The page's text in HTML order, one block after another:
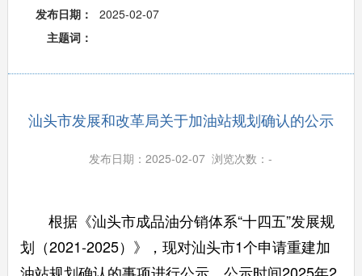
发布日期：
2025-02-07
主题词：
汕头市发展和改革局关于加油站规划确认的公示
发布日期：2025-02-07 浏览次数：-
根据《汕头市成品油分销体系“十四五”发展规
划（2021-2025）》，现对汕头市1个申请重建加
油站规划确认的事项进行公示，公示时间2025年2